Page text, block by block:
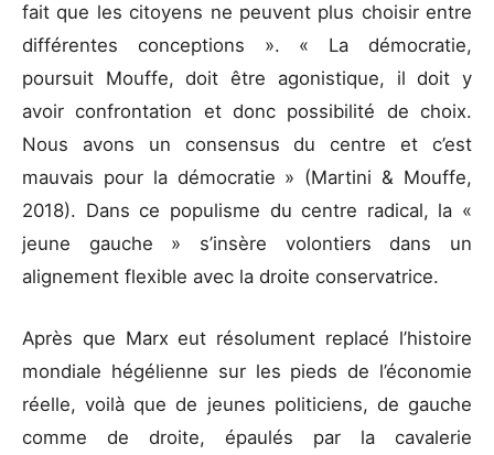
fait que les citoyens ne peuvent plus choisir entre
différentes conceptions ». « La démocratie,
poursuit Mouffe, doit être agonistique, il doit y
avoir confrontation et donc possibilité de choix.
Nous avons un consensus du centre et c’est
mauvais pour la démocratie » (Martini & Mouffe,
2018). Dans ce populisme du centre radical, la «
jeune gauche » s’insère volontiers dans un
alignement flexible avec la droite conservatrice.
Après que Marx eut résolument replacé l’histoire
mondiale hégélienne sur les pieds de l’économie
réelle, voilà que de jeunes politiciens, de gauche
comme de droite, épaulés par la cavalerie